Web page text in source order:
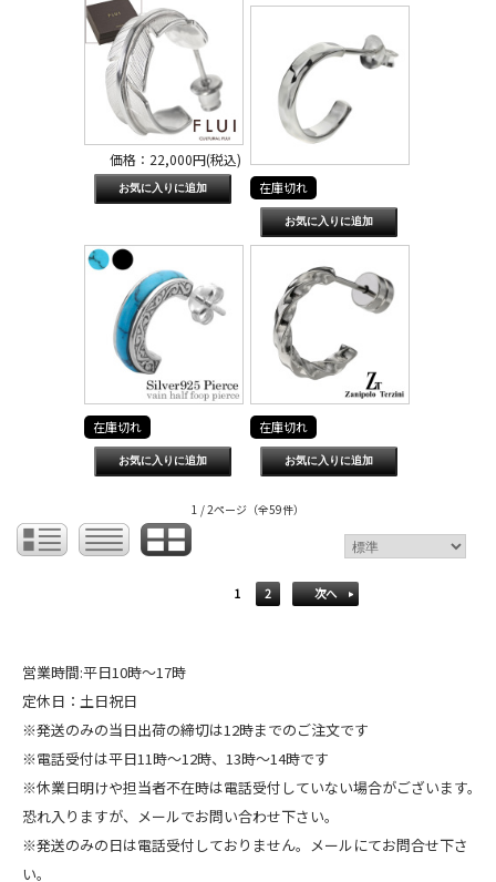
価格：22,000円(税込)
在庫切れ
在庫切れ 在庫切れ
1 / 2ページ （全59件）
1 2 次へ
営業時間:平日10時～17時
定休日：土日祝日
※発送のみの当日出荷の締切は12時までのご注文です
※電話受付は平日11時～12時、13時～14時です
※休業日明けや担当者不在時は電話受付していない場合がございます。
恐れ入りますが、メールでお問い合わせ下さい。
※発送のみの日は電話受付しておりません。メールにてお問合せ下さ
い。